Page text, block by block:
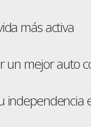
más activa
un mejor auto
independencia